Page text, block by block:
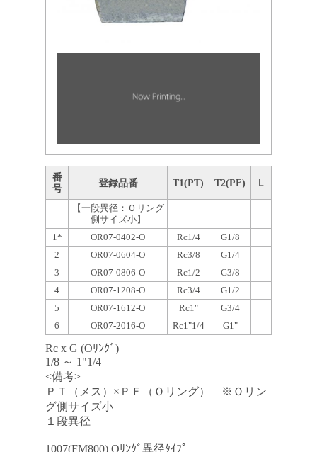
番
号
登録品番 T1(PT) T2(PF) Ｌ
【一段異径：Ｏリング
側サイズ小】
1*
OR07-0402-O Rc1/4
G1/8
2
OR07-0604-O Rc3/8
G1/4
3
OR07-0806-O Rc1/2
G3/8
4
OR07-1208-O Rc3/4
G1/2
5
OR07-1612-O Rc1"
G3/4
6
OR07-2016-O Rc1"1/4 G1"
Rc x G (Oﾘﾝｸﾞ)
1/8 ～ 1"1/4
<備考>
ＰＴ（メス）×ＰＦ（Ｏリング） ※Ｏリン
グ側サイズ小
１段異径
1007(FM800) Oﾘﾝｸﾞ異径ﾀｲﾌﾟ